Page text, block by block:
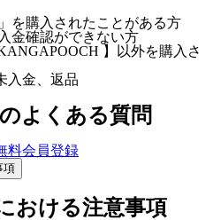
を購入されたことがある方
金確認ができない方
】以外を購入さ
入金、返品
よくある質問
料会員登録
項
おける注意事項